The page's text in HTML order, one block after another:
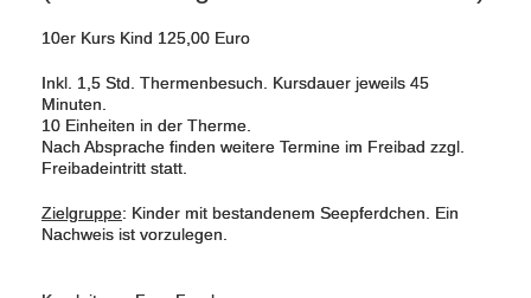
10er Kurs Kind 125,00 Euro
Inkl. 1,5 Std. Thermenbesuch. Kursdauer jeweils 45
Minuten.
10 Einheiten in der Therme.
Nach Absprache finden weitere Termine im Freibad zzgl.
Freibadeintritt statt.
Zielgruppe: Kinder mit bestandenem Seepferdchen. Ein
Nachweis ist vorzulegen.